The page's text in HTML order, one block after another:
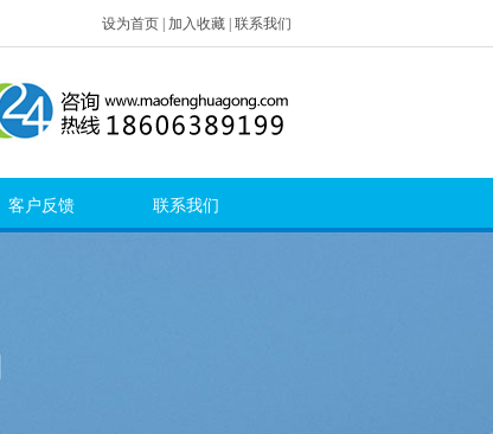
设为首页| 加入收藏| 联系我们
客户反馈 联系我们